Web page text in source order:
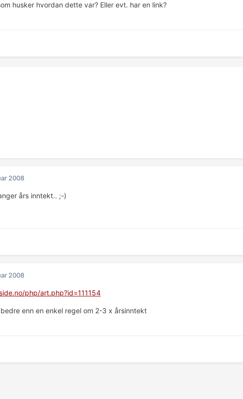
husker hvordan dette var? Eller evt. har en link?
2008
års inntekt.. ;-)
2008
php/art.php?id=111154
enn en enkel regel om 2-3 x årsinntekt